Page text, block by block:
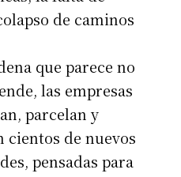
de caminos
que parece no
las empresas
parcelan y
cientos de nuevos
pensadas para